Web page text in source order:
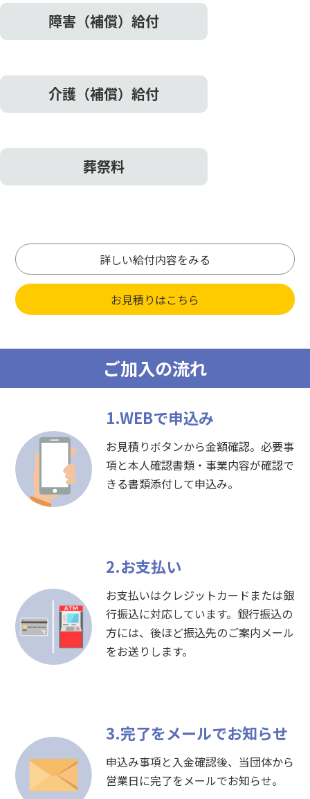
障害（補償）給付
介護（補償）給付
葬祭料
詳しい給付内容をみる
お見積りはこちら
ご加入の流れ
1.WEBで申込み
お見積りボタンから金額確認。必要事
項と本人確認書類・事業内容が確認で
きる書類添付して申込み。
2.お支払い
お支払いはクレジットカードまたは銀
行振込に対応しています。銀行振込の
方には、後ほど振込先のご案内メール
をお送りします。
3.完了をメールでお知らせ
申込み事項と入金確認後、当団体から
営業日に完了をメールでお知らせ。